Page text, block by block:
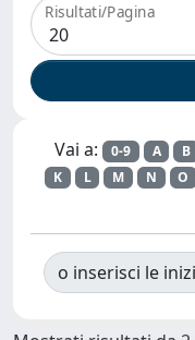
Risultati/Pagina
Vai a: 0-9 A B
K
L M N O
o inserisci le